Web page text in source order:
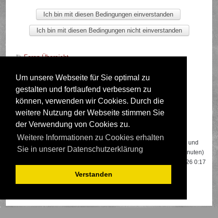
Um unsere Webseite für Sie optimal zu
gestalten und fortlaufend verbessern zu
können, verwenden wir Cookies. Durch die
weitere Nutzung der Webseite stimmen Sie
der Verwendung von Cookies zu.
Weitere Informationen zu Cookies erhalten
Sie in unserer Datenschutzerklärung
Verstanden
Foren-Übersicht
Deutsche Übersetzung durchphpBB.de
Wer ist online?
Insgesamt sind616Besucher online: 2 registrierte, 0 unsichtbare und
614 Gäste (basierend auf den aktiven Besuchern der letzten 5 Minuten)
Besuchern, die am 13.04.2026 0:17
gleichzeitig online waren.